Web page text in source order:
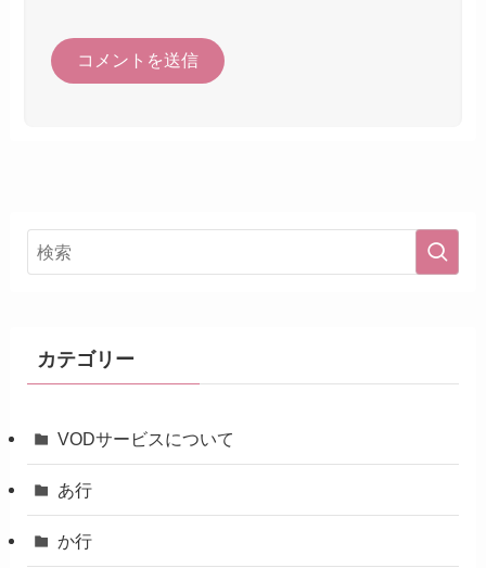
カテゴリー
VODサービスについて
あ行
か行